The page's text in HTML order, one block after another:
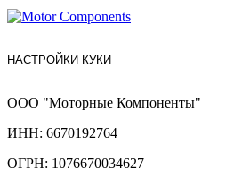
НАСТРОЙКИ КУКИ
ООО "Моторные Компоненты"
ИНН: 6670192764
ОГРН: 1076670034627